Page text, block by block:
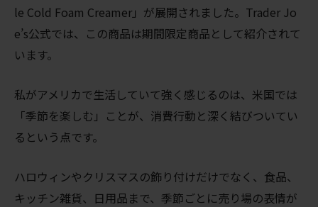
le Cold Foam Creamer」が展開されました。Trader Jo
e’s公式では、この商品は期間限定商品として紹介されて
います。
私がアメリカで生活していて強く感じるのは、米国では
「季節を楽しむ」ことが、消費行動と深く結びついてい
るという点です。
ハロウィンやクリスマスの飾り付けだけでなく、食品、
キッチン雑貨、日用品まで、季節ごとに売り場の表情が